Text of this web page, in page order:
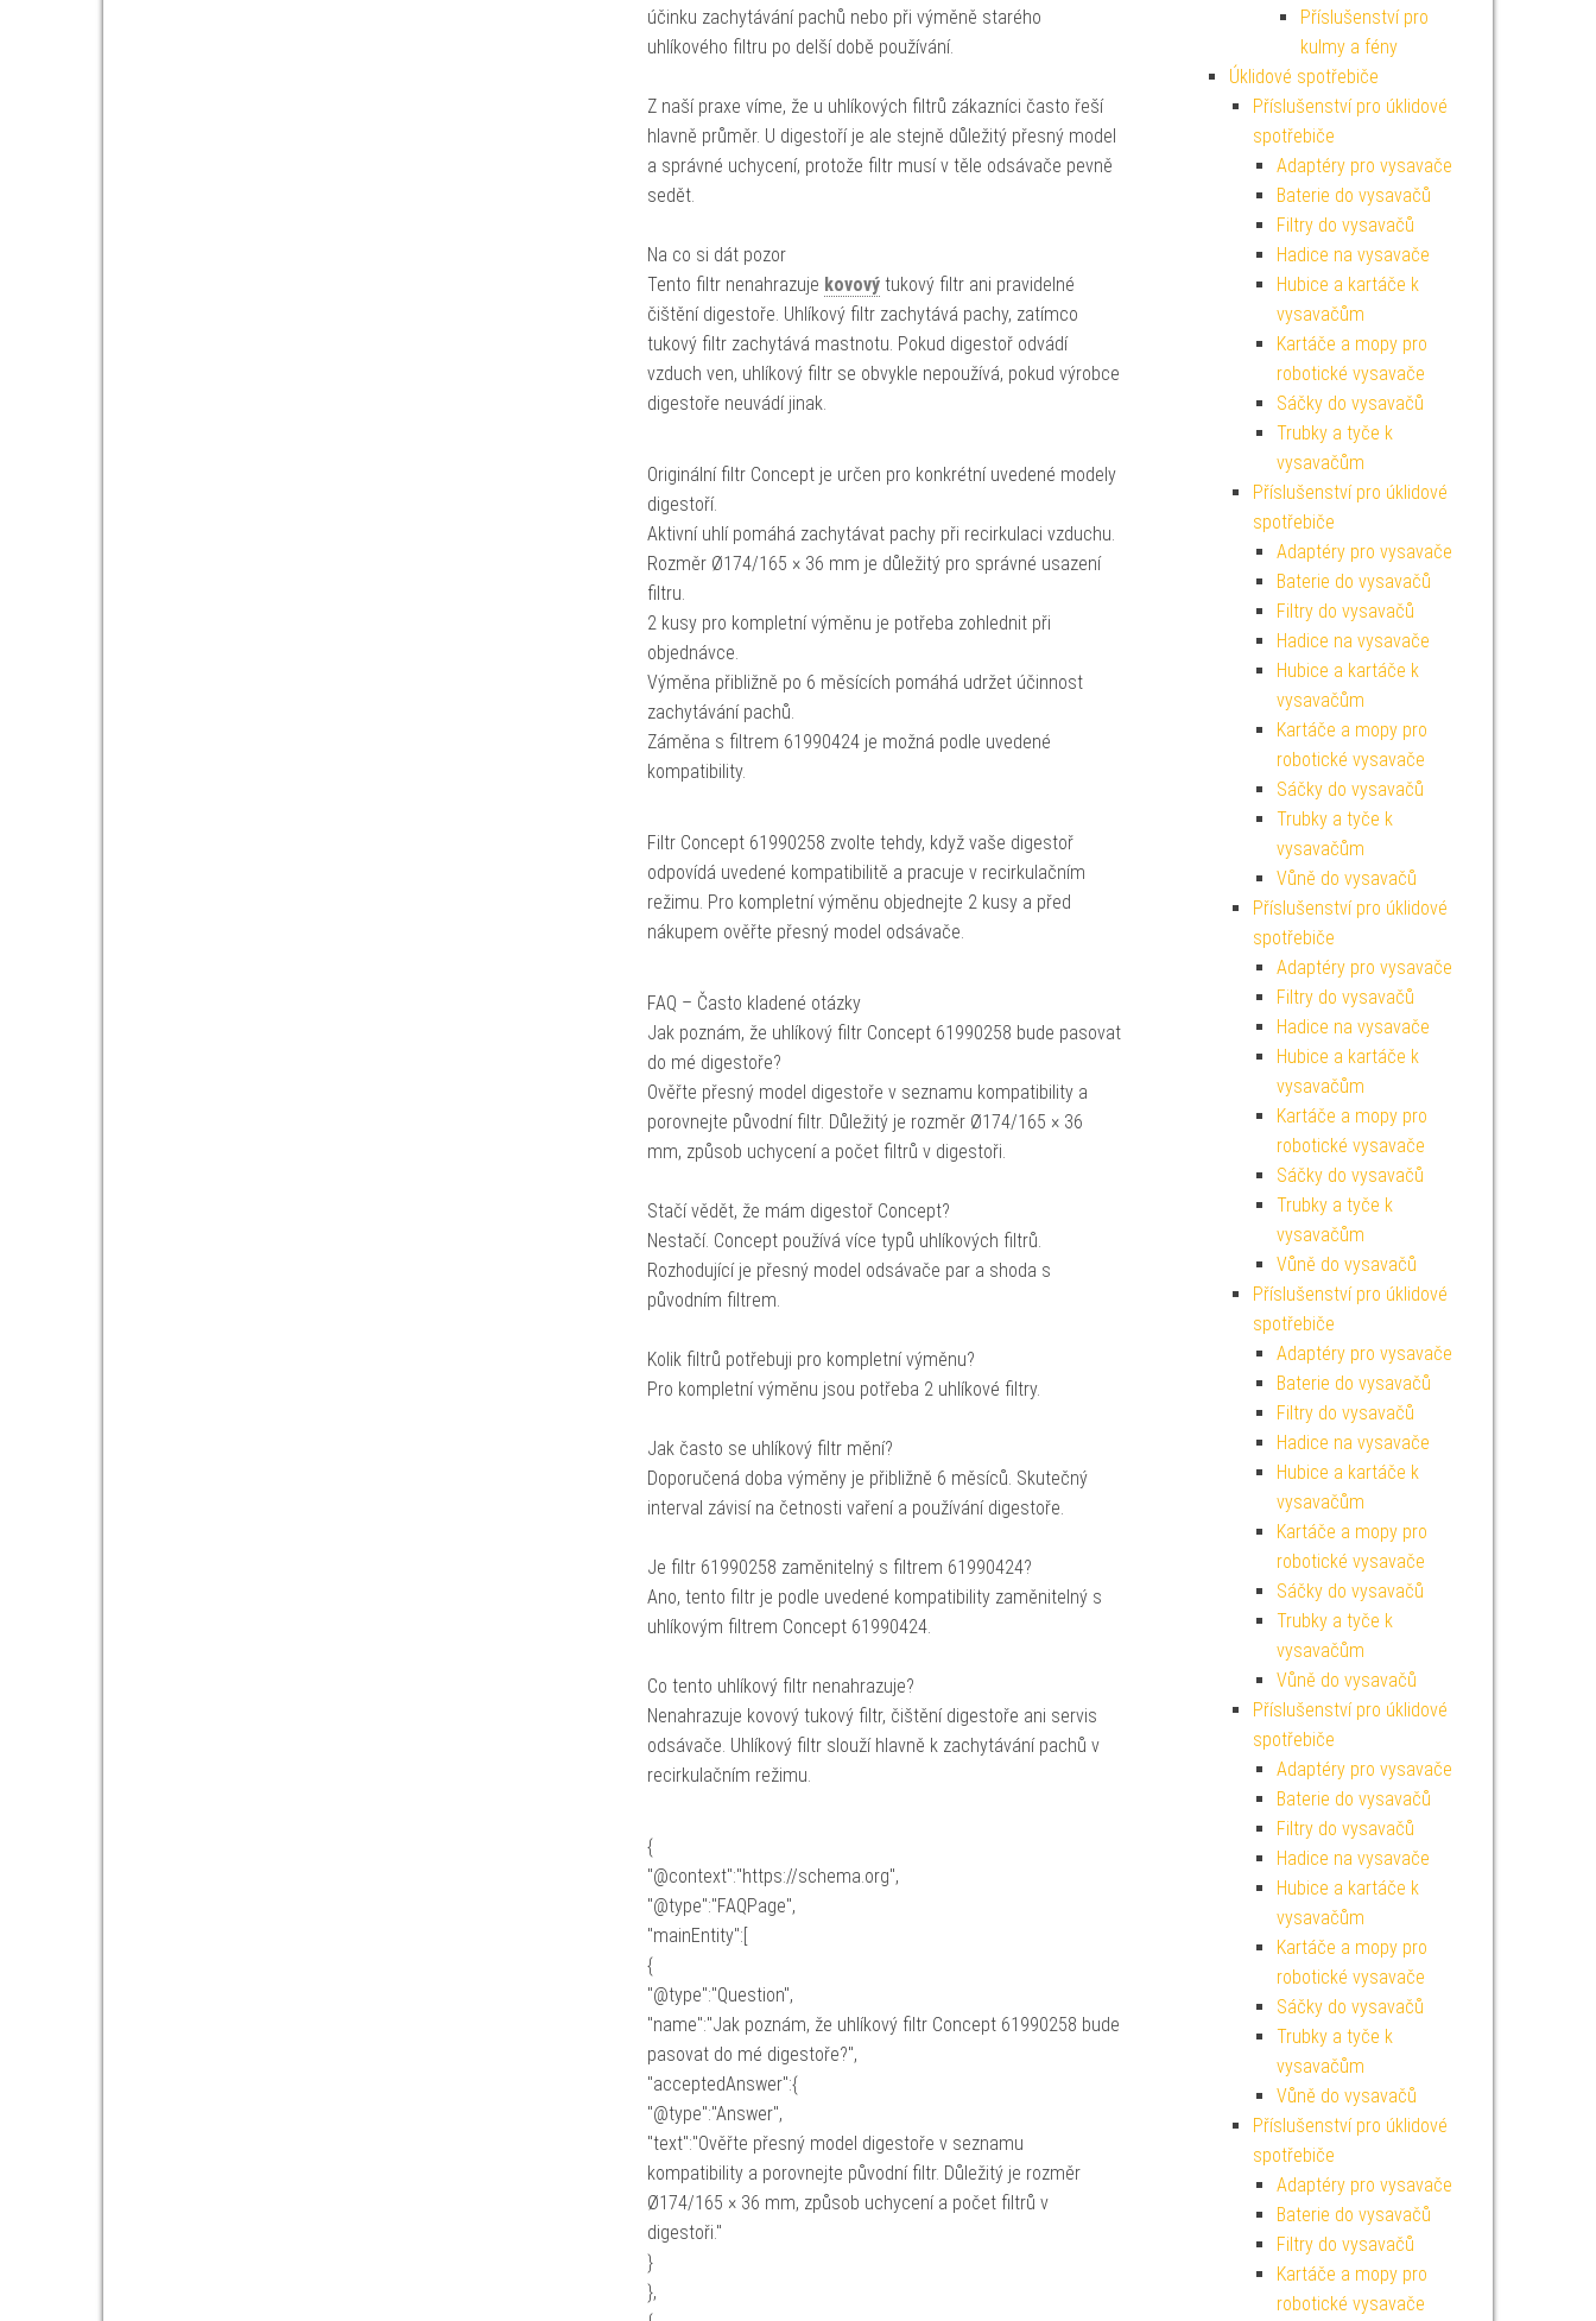
účinku zachytávání pachů nebo při výměně starého
uhlíkového filtru po delší době používání.
Z naší praxe víme, že u uhlíkových filtrů zákazníci často řeší
hlavně průměr. U digestoří je ale stejně důležitý přesný model
a správné uchycení, protože filtr musí v těle odsávače pevně
sedět.
Na co si dát pozor
Tento filtr nenahrazuje kovovýtukový filtr ani pravidelné
čištění digestoře. Uhlíkový filtr zachytává pachy, zatímco
tukový filtr zachytává mastnotu. Pokud digestoř odvádí
vzduch ven, uhlíkový filtr se obvykle nepoužívá, pokud výrobce
digestoře neuvádí jinak.
Originální filtr Concept je určen pro konkrétní uvedené modely
digestoří.
Aktivní uhlí pomáhá zachytávat pachy při recirkulaci vzduchu.
Rozměr Ø174/165 × 36 mm je důležitý pro správné usazení
filtru.
2 kusy pro kompletní výměnu je potřeba zohlednit při
objednávce.
Výměna přibližně po 6 měsících pomáhá udržet účinnost
zachytávání pachů.
Záměna s filtrem 61990424 je možná podle uvedené
kompatibility.
Filtr Concept 61990258 zvolte tehdy, když vaše digestoř
odpovídá uvedené kompatibilitě a pracuje v recirkulačním
režimu. Pro kompletní výměnu objednejte 2 kusy a před
nákupem ověřte přesný model odsávače.
FAQ – Často kladené otázky
Jak poznám, že uhlíkový filtr Concept 61990258 bude pasovat
do mé digestoře?
Ověřte přesný model digestoře v seznamu kompatibility a
porovnejte původní filtr. Důležitý je rozměr Ø174/165 × 36
mm, způsob uchycení a počet filtrů v digestoři.
Stačí vědět, že mám digestoř Concept?
Nestačí. Concept používá více typů uhlíkových filtrů.
Rozhodující je přesný model odsávače par a shoda s
původním filtrem.
Kolik filtrů potřebuji pro kompletní výměnu?
Pro kompletní výměnu jsou potřeba 2 uhlíkové filtry.
Jak často se uhlíkový filtr mění?
Doporučená doba výměny je přibližně 6 měsíců. Skutečný
interval závisí na četnosti vaření a používání digestoře.
Je filtr 61990258 zaměnitelný s filtrem 61990424?
Ano, tento filtr je podle uvedené kompatibility zaměnitelný s
uhlíkovým filtrem Concept 61990424.
Co tento uhlíkový filtr nenahrazuje?
Nenahrazuje kovový tukový filtr, čištění digestoře ani servis
odsávače. Uhlíkový filtr slouží hlavně k zachytávání pachů v
recirkulačním režimu.
{
"@context":"https://schema.org",
"@type":"FAQPage",
"mainEntity":[
{
"@type":"Question",
"name":"Jak poznám, že uhlíkový filtr Concept 61990258 bude
pasovat do mé digestoře?",
"acceptedAnswer":{
"@type":"Answer",
"text":"Ověřte přesný model digestoře v seznamu
kompatibility a porovnejte původní filtr. Důležitý je rozměr
Ø174/165 × 36 mm, způsob uchycení a počet filtrů v
digestoři."
}
},
Příslušenství pro
kulmy a fény
Úklidové spotřebiče
Příslušenství pro úklidové
spotřebiče
Adaptéry pro vysavače
Baterie do vysavačů
Filtry do vysavačů
Hadice na vysavače
Hubice a kartáče k
vysavačům
Kartáče a mopy pro
robotické vysavače
Sáčky do vysavačů
Trubky a tyče k
vysavačům
Příslušenství pro úklidové
spotřebiče
Adaptéry pro vysavače
Baterie do vysavačů
Filtry do vysavačů
Hadice na vysavače
Hubice a kartáče k
vysavačům
Kartáče a mopy pro
robotické vysavače
Sáčky do vysavačů
Trubky a tyče k
vysavačům
Vůně do vysavačů
Příslušenství pro úklidové
spotřebiče
Adaptéry pro vysavače
Filtry do vysavačů
Hadice na vysavače
Hubice a kartáče k
vysavačům
Kartáče a mopy pro
robotické vysavače
Sáčky do vysavačů
Trubky a tyče k
vysavačům
Vůně do vysavačů
Příslušenství pro úklidové
spotřebiče
Adaptéry pro vysavače
Baterie do vysavačů
Filtry do vysavačů
Hadice na vysavače
Hubice a kartáče k
vysavačům
Kartáče a mopy pro
robotické vysavače
Sáčky do vysavačů
Trubky a tyče k
vysavačům
Vůně do vysavačů
Příslušenství pro úklidové
spotřebiče
Adaptéry pro vysavače
Baterie do vysavačů
Filtry do vysavačů
Hadice na vysavače
Hubice a kartáče k
vysavačům
Kartáče a mopy pro
robotické vysavače
Sáčky do vysavačů
Trubky a tyče k
vysavačům
Vůně do vysavačů
Příslušenství pro úklidové
spotřebiče
Adaptéry pro vysavače
Baterie do vysavačů
Filtry do vysavačů
Kartáče a mopy pro
robotické vysavače